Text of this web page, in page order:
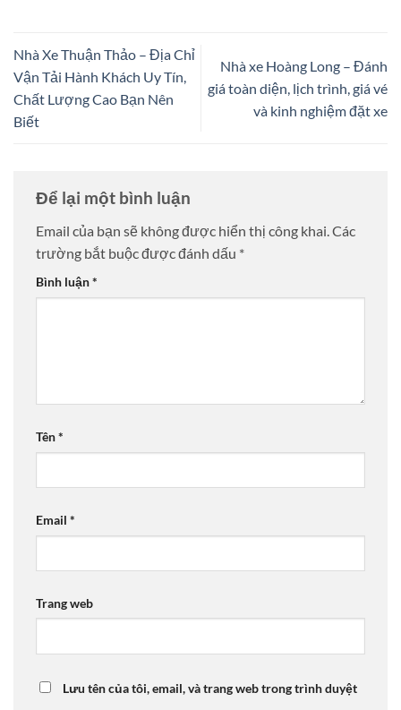
Nhà Xe Thuận Thảo – Địa Chỉ
Vận Tải Hành Khách Uy Tín,
Chất Lượng Cao Bạn Nên
Biết
Nhà xe Hoàng Long – Đánh
giá toàn diện, lịch trình, giá vé
và kinh nghiệm đặt xe
Để lại một bình luận
Email của bạn sẽ không được hiển thị công khai.Các
trường bắt buộc được đánh dấu *
Bình luận*
Tên*
Email *
Trang web
Lưu tên của tôi, email, và trang web trong trình duyệt